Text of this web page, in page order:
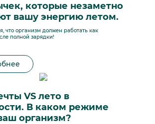
которые незаметно
вашу энергию летом.
что организм должен работать как
полной зарядки!
VS лето в
В каком режиме
организм?